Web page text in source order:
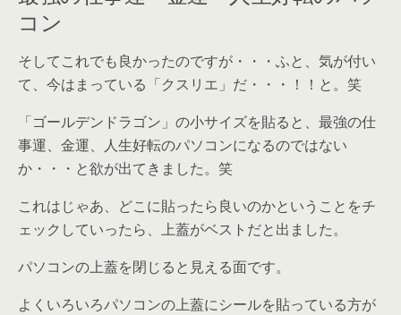
コン
そしてこれでも良かったのですが・・・ふと、気が付い
て、今はまっている「クスリエ」だ・・・！！と。笑
「ゴールデンドラゴン」の小サイズを貼ると、最強の仕
事運、金運、人生好転のパソコンになるのではない
か・・・と欲が出てきました。笑
これはじゃあ、どこに貼ったら良いのかということをチ
ェックしていったら、上蓋がベストだと出ました。
パソコンの上蓋を閉じると見える面です。
よくいろいろパソコンの上蓋にシールを貼っている方が